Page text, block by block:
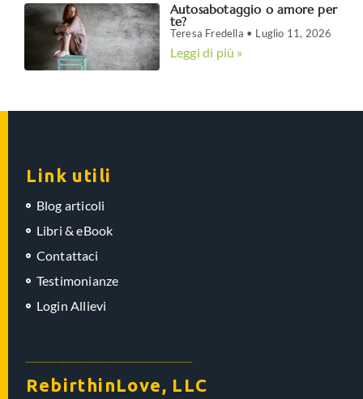
Autosabotaggio o amore per
te?
Teresa Fredella Luglio 11, 2026
Leggi di più »
Link utili
Blog articoli
Libri & eBook
Contattaci
Testimonianze
Login Allievi
RebirthinLove, LLC